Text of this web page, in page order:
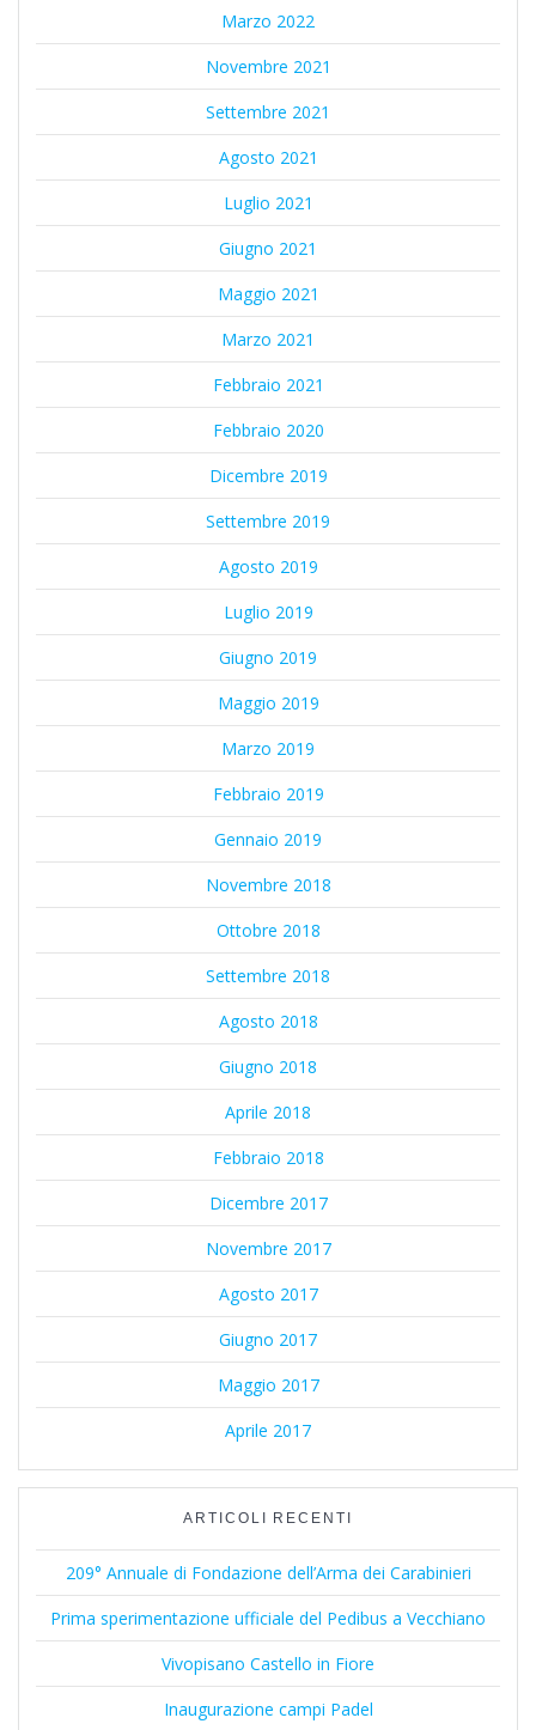
Marzo 2022
Novembre 2021
Settembre 2021
Agosto 2021
Luglio 2021
Giugno 2021
Maggio 2021
Marzo 2021
Febbraio 2021
Febbraio 2020
Dicembre 2019
Settembre 2019
Agosto 2019
Luglio 2019
Giugno 2019
Maggio 2019
Marzo 2019
Febbraio 2019
Gennaio 2019
Novembre 2018
Ottobre 2018
Settembre 2018
Agosto 2018
Giugno 2018
Aprile 2018
Febbraio 2018
Dicembre 2017
Novembre 2017
Agosto 2017
Giugno 2017
Maggio 2017
Aprile 2017
ARTICOLI RECENTI
209° Annuale di Fondazione dell’Arma dei Carabinieri
Prima sperimentazione ufficiale del Pedibus a Vecchiano
Vivopisano Castello in Fiore
Inaugurazione campi Padel